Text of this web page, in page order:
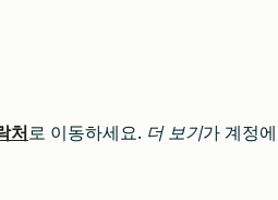
처로 이동하세요. 더 보기가 계정에